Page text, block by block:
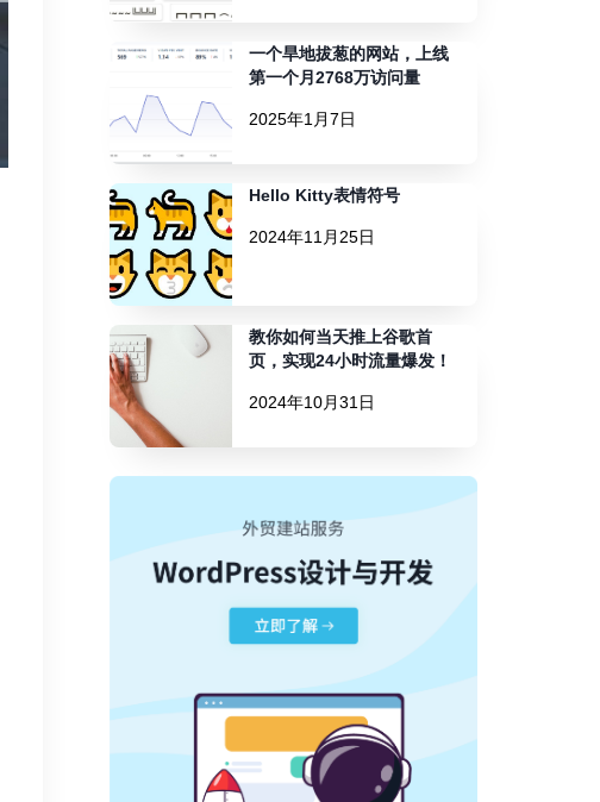
一个旱地拔葱的网站，上线
第一个月2768万访问量
2025年1月7日
Hello Kitty表情符号
2024年11月25日
教你如何当天推上谷歌首
页，实现24小时流量爆发！
2024年10月31日